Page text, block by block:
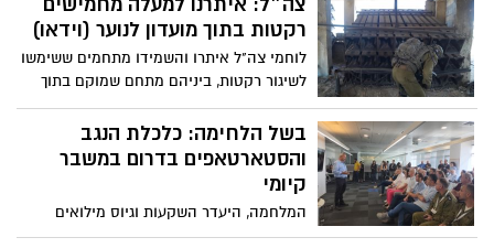
רקטות בתוך מועדון לנוער (וידאו)
לוחמי צה"ל איתרו והשמידו מתחמים ששימשו
לשיגור רקטות, ביניהם מתחם שמוקם בתוך
מסגד ; למעלה מ-50 רקטות נמצאו במתחם
המשמש לפעילות נוער, מוכנות לשיגור אל עבר
ישראל
בשל הלחימה: כלכלת הנגב
והסטארטאפים בדרום במשבר
קיומי
המלחמה, היעדר השקעות וגיוס מילואים
הרחב מסכנים את קהילת הסטארטאפים